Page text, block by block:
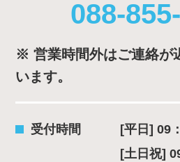
088-
※ 営業時間外はご連絡が
います。
受付時間
[平日] 09
[土日祝]